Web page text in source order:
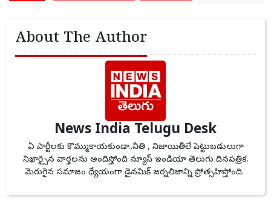
About The Author
News India Telugu Desk
ఏ పార్టీలకు కొమ్ముకాయకుండా..నీతి , నిజాయితీలే పెట్టుబడులుగా
నిఖార్సైన వార్తలను అందిస్తోంది న్యూస్ ఇండియా తెలుగు దినపత్రిక.
మెరుగైన సమాజం ధ్యేయంగా డైనమిక్ జర్నలిజాన్ని ప్రోత్సహిస్తోంది.